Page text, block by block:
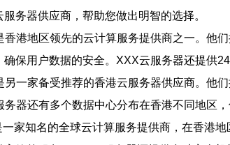
务器供应商，帮助您做出明智的选择。
香港地区领先的云计算服务提供商之一。他
保用户数据的安全。XXX云服务器还提供
另一家备受推荐的香港云服务器供应商。他
器还有多个数据中心分布在香港不同地区
家知名的全球云计算服务提供商，在香港